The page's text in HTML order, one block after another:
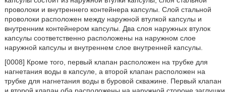
проволоки и внутреннего контейнера капсулы. Слой стальной
проволоки расположен между наружной втулкой капсулы и
внутренним контейнером капсулы. Два слоя наружных втулок
капсулы соответственно расположены на наружном слое
наружной капсулы и внутреннем слое внутренней капсулы.
[0008] Кроме того, первый клапан расположен на трубке для
нагнетания воды в капсуле, а второй клапан расположен на
трубке для нагнетания воды в буровой скважине. Первый клапан